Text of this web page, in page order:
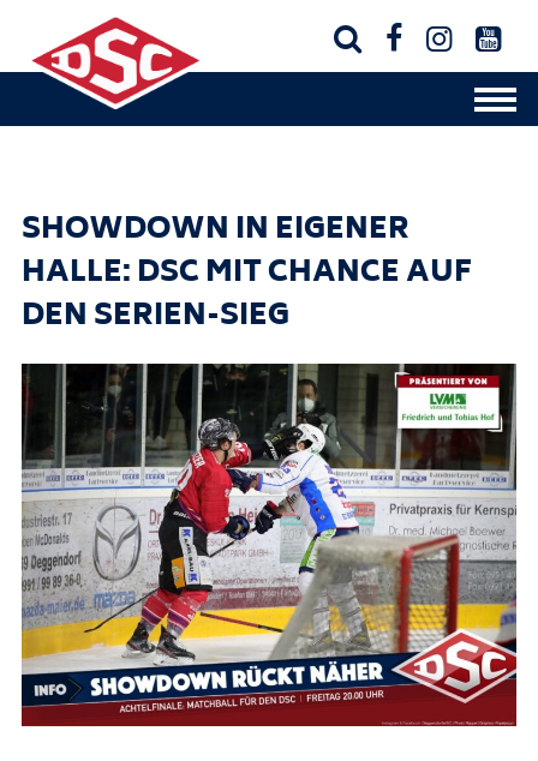
   
SHOWDOWN IN EIGENER
HALLE: DSC MIT CHANCE AUF
DEN SERIEN-SIEG